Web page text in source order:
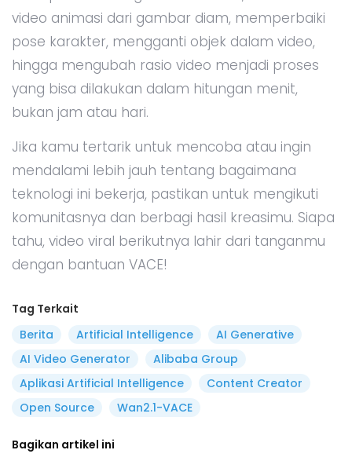
video animasi dari gambar diam, memperbaiki
pose karakter, mengganti objek dalam video,
hingga mengubah rasio video menjadi proses
yang bisa dilakukan dalam hitungan menit,
bukan jam atau hari.
Jika kamu tertarik untuk mencoba atau ingin
mendalami lebih jauh tentang bagaimana
teknologi ini bekerja, pastikan untuk mengikuti
komunitasnya dan berbagi hasil kreasimu. Siapa
tahu, video viral berikutnya lahir dari tanganmu
dengan bantuan VACE!
Tag Terkait
Berita
Artificial Intelligence
AI Generative
AI Video Generator
Alibaba Group
Aplikasi Artificial Intelligence
Content Creator
Open Source
Wan2.1-VACE
Bagikan artikel ini